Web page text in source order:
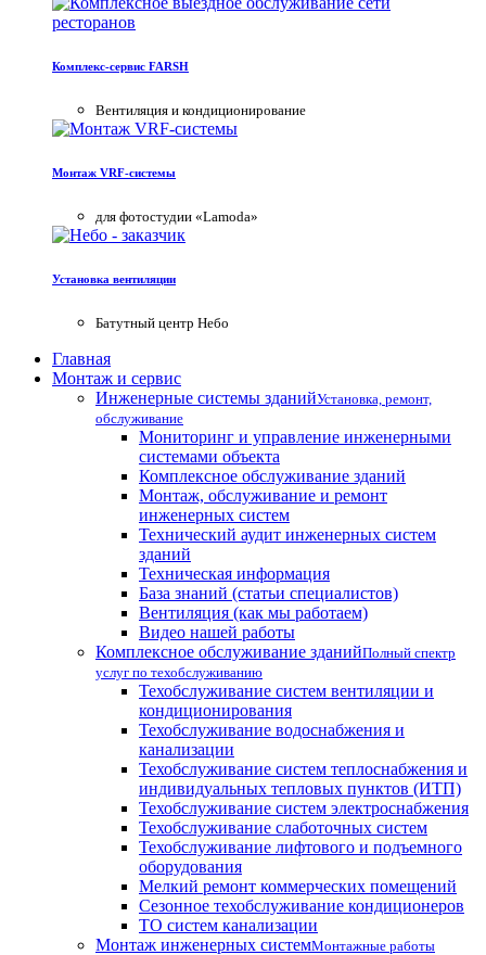
Комплекс-сервис FARSH
Вентиляция и кондиционирование
Монтаж VRF-системы
для фотостудии «Lamoda»
Установка вентиляции
Батутный центр Небо
Главная
Монтаж и сервис
Инженерные системы зданийУстановка, ремонт,
обслуживание
Мониторинг и управление инженерными
системами объекта
Комплексное обслуживание зданий
Монтаж, обслуживание и ремонт
инженерных систем
Технический аудит инженерных систем
зданий
Техническая информация
База знаний (статьи специалистов)
Вентиляция (как мы работаем)
Видео нашей работы
Комплексное обслуживание зданийПолный спектр
услуг по техобслуживанию
Техобслуживание систем вентиляции и
кондиционирования
Техобслуживание водоснабжения и
канализации
Техобслуживание систем теплоснабжения и
индивидуальных тепловых пунктов (ИТП)
Техобслуживание систем электроснабжения
Техобслуживание слаботочных систем
Техобслуживание лифтового и подъемного
оборудования
Мелкий ремонт коммерческих помещений
Сезонное техобслуживание кондиционеров
ТО систем канализации
Монтаж инженерных системМонтажные работы